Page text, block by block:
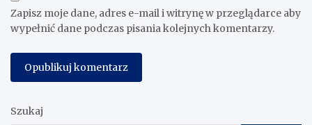
Zapisz moje dane, adres e-mail i witrynę w przeglądarce aby
wypełnić dane podczas pisania kolejnych komentarzy.
Szukaj